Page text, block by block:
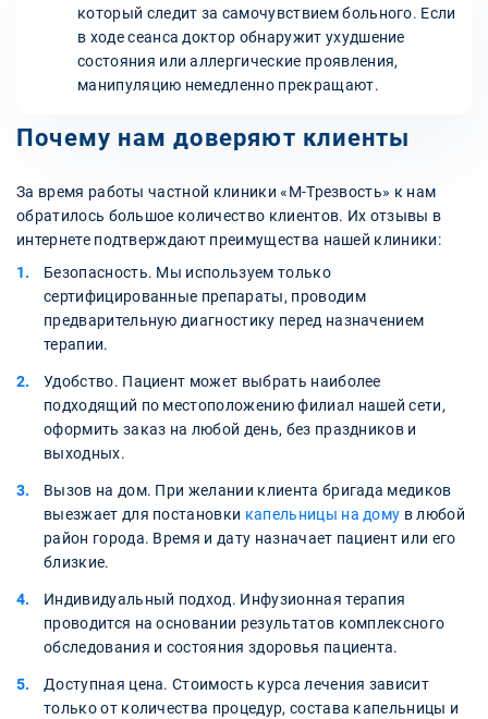
который следит за самочувствием больного. Если
в ходе сеанса доктор обнаружит ухудшение
состояния или аллергические проявления,
манипуляцию немедленно прекращают.
Почему нам доверяют клиенты
За время работы частной клиники «М-Трезвость» к нам
обратилось большое количество клиентов. Их отзывы в
интернете подтверждают преимущества нашей клиники:
Безопасность. Мы используем только
сертифицированные препараты, проводим
предварительную диагностику перед назначением
терапии.
Удобство. Пациент может выбрать наиболее
подходящий по местоположению филиал нашей сети,
оформить заказ на любой день, без праздников и
выходных.
Вызов на дом. При желании клиента бригада медиков
выезжает для постановки капельницы на дому в любой
район города. Время и дату назначает пациент или его
близкие.
Индивидуальный подход. Инфузионная терапия
проводится на основании результатов комплексного
обследования и состояния здоровья пациента.
Доступная цена. Стоимость курса лечения зависит
только от количества процедур, состава капельницы и